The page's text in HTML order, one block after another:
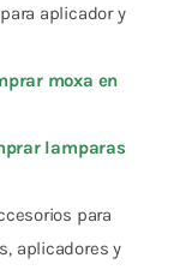
aplicador y
moxa en
lamparas
para
aplicadores y